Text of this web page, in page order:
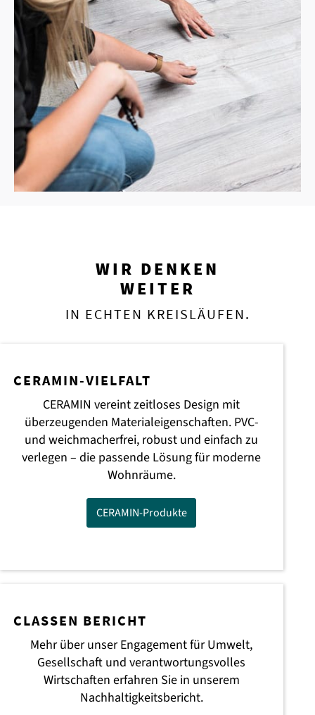
WIR DENKEN
WEITER
IN ECHTEN KREISLÄUFEN.
CERAMIN-VIELFALT
CERAMIN vereint zeitloses Design mit
überzeugenden Materialeigenschaften. PVC-
und weichmacherfrei, robust und einfach zu
verlegen – die passende Lösung für moderne
Wohnräume.
CERAMIN-Produkte
CLASSEN BERICHT
Mehr über unser Engagement für Umwelt,
Gesellschaft und verantwortungsvolles
Wirtschaften erfahren Sie in unserem
Nachhaltigkeitsbericht.